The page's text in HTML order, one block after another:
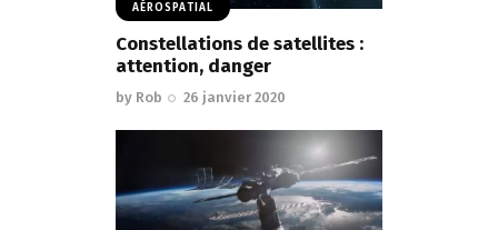
AÉROSPATIAL
Constellations de satellites :
attention, danger
by Rob 26 janvier 2020